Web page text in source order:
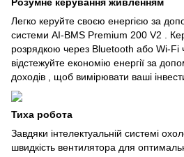
Легко керуйте своєю енергією за
системи AI-BMS Premium 200 V2 .
розрядкою через Bluetooth або Wi-Fi
відстежуйте економію енергії за
доходів , щоб вимірювати ваші
Тиха робота
Завдяки інтелектуальній системі
швидкість вентилятора для